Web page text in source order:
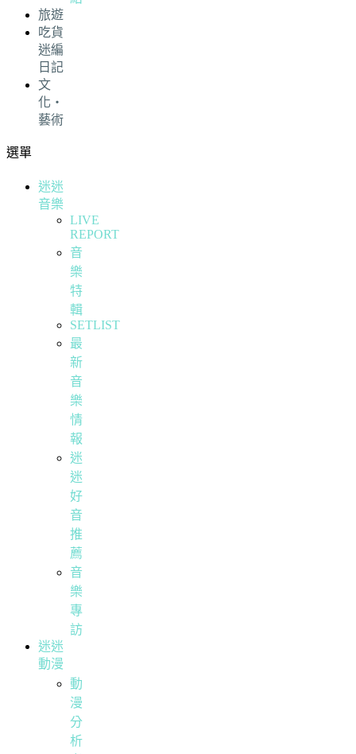
旅遊
吃貨
迷編
日記
文
化・
藝術
選單
迷迷
音樂
LIVE
REPORT
音
樂
特
輯
SETLIST
最
新
音
樂
情
報
迷
迷
好
音
推
薦
音
樂
專
訪
迷迷
動漫
動
漫
分
析